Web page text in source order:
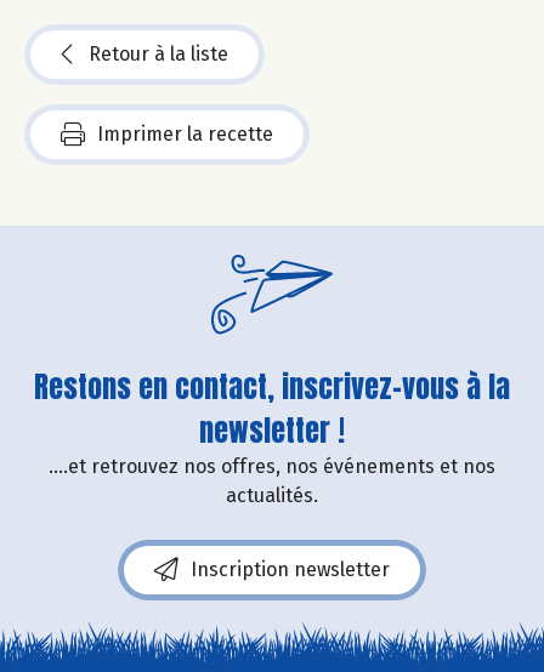
Retour à la liste
Imprimer la recette
Restons en contact, inscrivez-vous à la
newsletter !
....et retrouvez nos offres, nos événements et nos
actualités.
Inscription newsletter